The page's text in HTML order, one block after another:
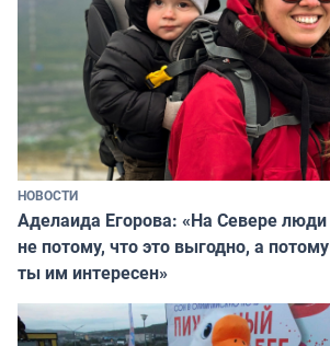
НОВОСТИ
Аделаида Егорова: «На Севере
не потому, что это выгодно, а
ты им интересен»